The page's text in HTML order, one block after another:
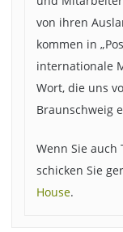
von ihren
kommen in
internationale
Wort, die uns
Braunschweig
Wenn Sie
schicken Sie
House.